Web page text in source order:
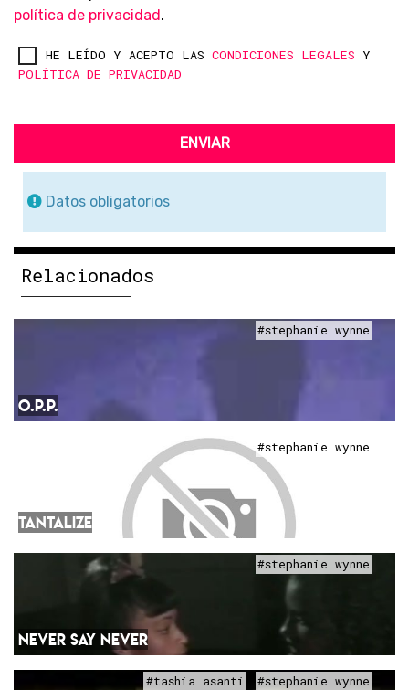
política de privacidad.
HE LEÍDO Y ACEPTO LAS CONDICIONES LEGALES Y
POLÍTICA DE PRIVACIDAD
ENVIAR
Datos obligatorios
Relacionados
#stephanie wynne
O.P.P.
#stephanie wynne
TANTALIZE
#stephanie wynne
NEVER SAY NEVER
#tashia asanti #stephanie wynne